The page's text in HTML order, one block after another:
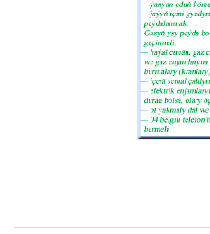
относящихся
нижнему и
из них